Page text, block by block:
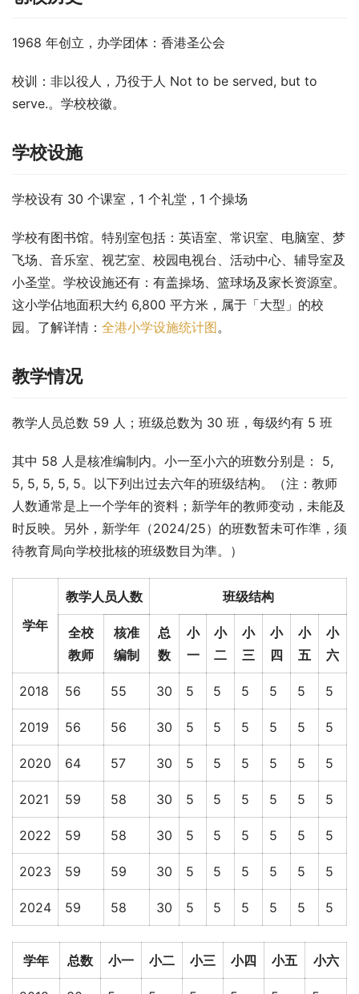
1968 年创立，办学团体：香港圣公会
校训：非以役人，乃役于人 Not to be served, but to
serve.。学校校徽。
学校设施
学校设有 30 个课室，1 个礼堂，1 个操场
学校有图书馆。特别室包括：英语室、常识室、电脑室、梦
飞场、音乐室、视艺室、校园电视台、活动中心、辅导室及
小圣堂。学校设施还有：有盖操场、篮球场及家长资源室。
这小学佔地面积大约 6,800 平方米，属于「大型」的校
园。了解详情： 全港小学设施统计图。
教学情况
教学人员总数 59 人；班级总数为 30 班，每级约有 5 班
其中 58 人是核准编制内。小一至小六的班数分别是： 5,
5, 5, 5, 5, 5。以下列出过去六年的班级结构。（注：教师
人数通常是上一个学年的资料；新学年的教师变动，未能及
时反映。另外，新学年（2024/25）的班数暂未可作準，须
待教育局向学校批核的班级数目为準。）
学年
教学人员人数 班级结构
全校
教师
核准
编制
总
数
小
一
小
二
小
三
小
四
小
五
小
六
2018 56 55 30 5 5 5 5 5 5
2019 56 56 30 5 5 5 5 5 5
2020 64 57 30 5 5 5 5 5 5
2021 59 58 30 5 5 5 5 5 5
2022 59 58 30 5 5 5 5 5 5
2023 59 59 30 5 5 5 5 5 5
2024 59 58 30 5 5 5 5 5 5
学年 总数 小一 小二 小三 小四 小五 小六